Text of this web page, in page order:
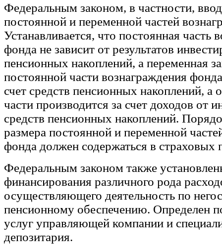
Федеральным законом, в частности,
постоянной и переменной частей
Устанавливается, что постоянная часть
фонда не зависит от результатов
пенсионных накоплений, а переменная
постоянной части вознаграждения
счет средств пенсионных накоплений, а
части производится за счет доходов от
средств пенсионных накоплений.
размера постоянной и переменной
фонда должен содержаться в страховых
Федеральным законом также
финансирования различного рода
осуществляющего деятельность по
пенсионному обеспечению. Определен
услуг управляющей компании и
депозитария.